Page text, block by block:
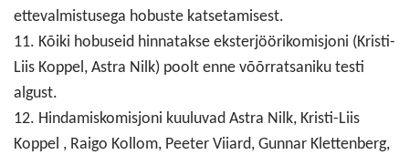
ettevalmistusega hobuste katsetamisest.
11. Kõiki hobuseid hinnatakse eksterjöörikomisjoni (Kristi-
Liis Koppel, Astra Nilk) poolt enne võõrratsaniku testi
algust.
12. Hindamiskomisjoni kuuluvad Astra Nilk, Kristi-Liis
Koppel , Raigo Kollom, Peeter Viiard, Gunnar Klettenberg,